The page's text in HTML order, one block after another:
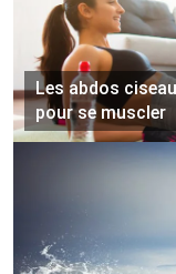
Les abdos
pour se muscler